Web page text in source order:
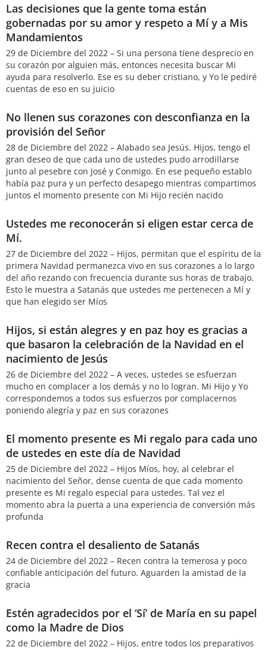
Las decisiones que la gente toma están
gobernadas por su amor y respeto a Mí y a Mis
Mandamientos
29 de Diciembre del 2022 – Si una persona tiene desprecio en
su corazón por alguien más, entonces necesita buscar Mi
ayuda para resolverlo. Ese es su deber cristiano, y Yo le pediré
cuentas de eso en su juicio
No llenen sus corazones con desconfianza en la
provisión del Señor
28 de Diciembre del 2022 – Alabado sea Jesús. Hijos, tengo el
gran deseo de que cada uno de ustedes pudo arrodillarse
junto al pesebre con José y Conmigo. En ese pequeño establo
había paz pura y un perfecto desapego mientras compartimos
juntos el momento presente con Mi Hijo recién nacido
Ustedes me reconocerán si eligen estar cerca de
Mí.
27 de Diciembre del 2022 – Hijos, permitan que el espíritu de la
primera Navidad permanezca vivo en sus corazones a lo largo
del año rezando con frecuencia durante sus horas de trabajo.
Esto le muestra a Satanás que ustedes me pertenecen a Mí y
que han elegido ser Míos
Hijos, si están alegres y en paz hoy es gracias a
que basaron la celebración de la Navidad en el
nacimiento de Jesús
26 de Diciembre del 2022 – A veces, ustedes se esfuerzan
mucho en complacer a los demás y no lo logran. Mi Hijo y Yo
correspondemos a todos sus esfuerzos por complacernos
poniendo alegría y paz en sus corazones
El momento presente es Mi regalo para cada uno
de ustedes en este día de Navidad
25 de Diciembre del 2022 – Hijos Míos, hoy, al celebrar el
nacimiento del Señor, dense cuenta de que cada momento
presente es Mi regalo especial para ustedes. Tal vez el
momento abra la puerta a una experiencia de conversión más
profunda
Recen contra el desaliento de Satanás
24 de Diciembre del 2022 – Recen contra la temerosa y poco
confiable anticipación del futuro. Aguarden la amistad de la
gracia
Estén agradecidos por el ‘Sí’ de María en su papel
como la Madre de Dios
22 de Diciembre del 2022 – Hijos, entre todos los preparativos